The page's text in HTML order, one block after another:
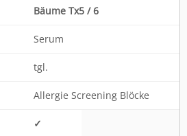
Bäume Tx5 / 6
Serum
tgl.
Allergie Screening Blöcke
✓